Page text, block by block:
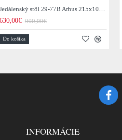
Jedálenský stôl 29-77B Arhus 215x105cm Drevo Hnedá Acacia
630,00€ 900,00€
Do košíka
INFORMÁCIE